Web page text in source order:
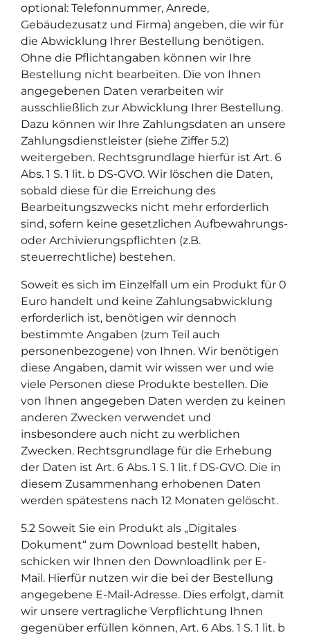
optional: Telefonnummer, Anrede,
Gebäudezusatz und Firma) angeben, die wir für
die Abwicklung Ihrer Bestellung benötigen.
Ohne die Pflichtangaben können wir Ihre
Bestellung nicht bearbeiten. Die von Ihnen
angegebenen Daten verarbeiten wir
ausschließlich zur Abwicklung Ihrer Bestellung.
Dazu können wir Ihre Zahlungsdaten an unsere
Zahlungsdienstleister (siehe Ziffer 5.2)
weitergeben. Rechtsgrundlage hierfür ist Art. 6
Abs. 1 S. 1 lit. b DS-GVO. Wir löschen die Daten,
sobald diese für die Erreichung des
Bearbeitungszwecks nicht mehr erforderlich
sind, sofern keine gesetzlichen Aufbewahrungs-
oder Archivierungspflichten (z.B.
steuerrechtliche) bestehen.
Soweit es sich im Einzelfall um ein Produkt für 0
Euro handelt und keine Zahlungsabwicklung
erforderlich ist, benötigen wir dennoch
bestimmte Angaben (zum Teil auch
personenbezogene) von Ihnen. Wir benötigen
diese Angaben, damit wir wissen wer und wie
viele Personen diese Produkte bestellen. Die
von Ihnen angegeben Daten werden zu keinen
anderen Zwecken verwendet und
insbesondere auch nicht zu werblichen
Zwecken. Rechtsgrundlage für die Erhebung
der Daten ist Art. 6 Abs. 1 S. 1 lit. f DS-GVO. Die in
diesem Zusammenhang erhobenen Daten
werden spätestens nach 12 Monaten gelöscht.
5.2 Soweit Sie ein Produkt als „Digitales
Dokument“ zum Download bestellt haben,
schicken wir Ihnen den Downloadlink per E-
Mail. Hierfür nutzen wir die bei der Bestellung
angegebene E-Mail-Adresse. Dies erfolgt, damit
wir unsere vertragliche Verpflichtung Ihnen
gegenüber erfüllen können, Art. 6 Abs. 1 S. 1 lit. b